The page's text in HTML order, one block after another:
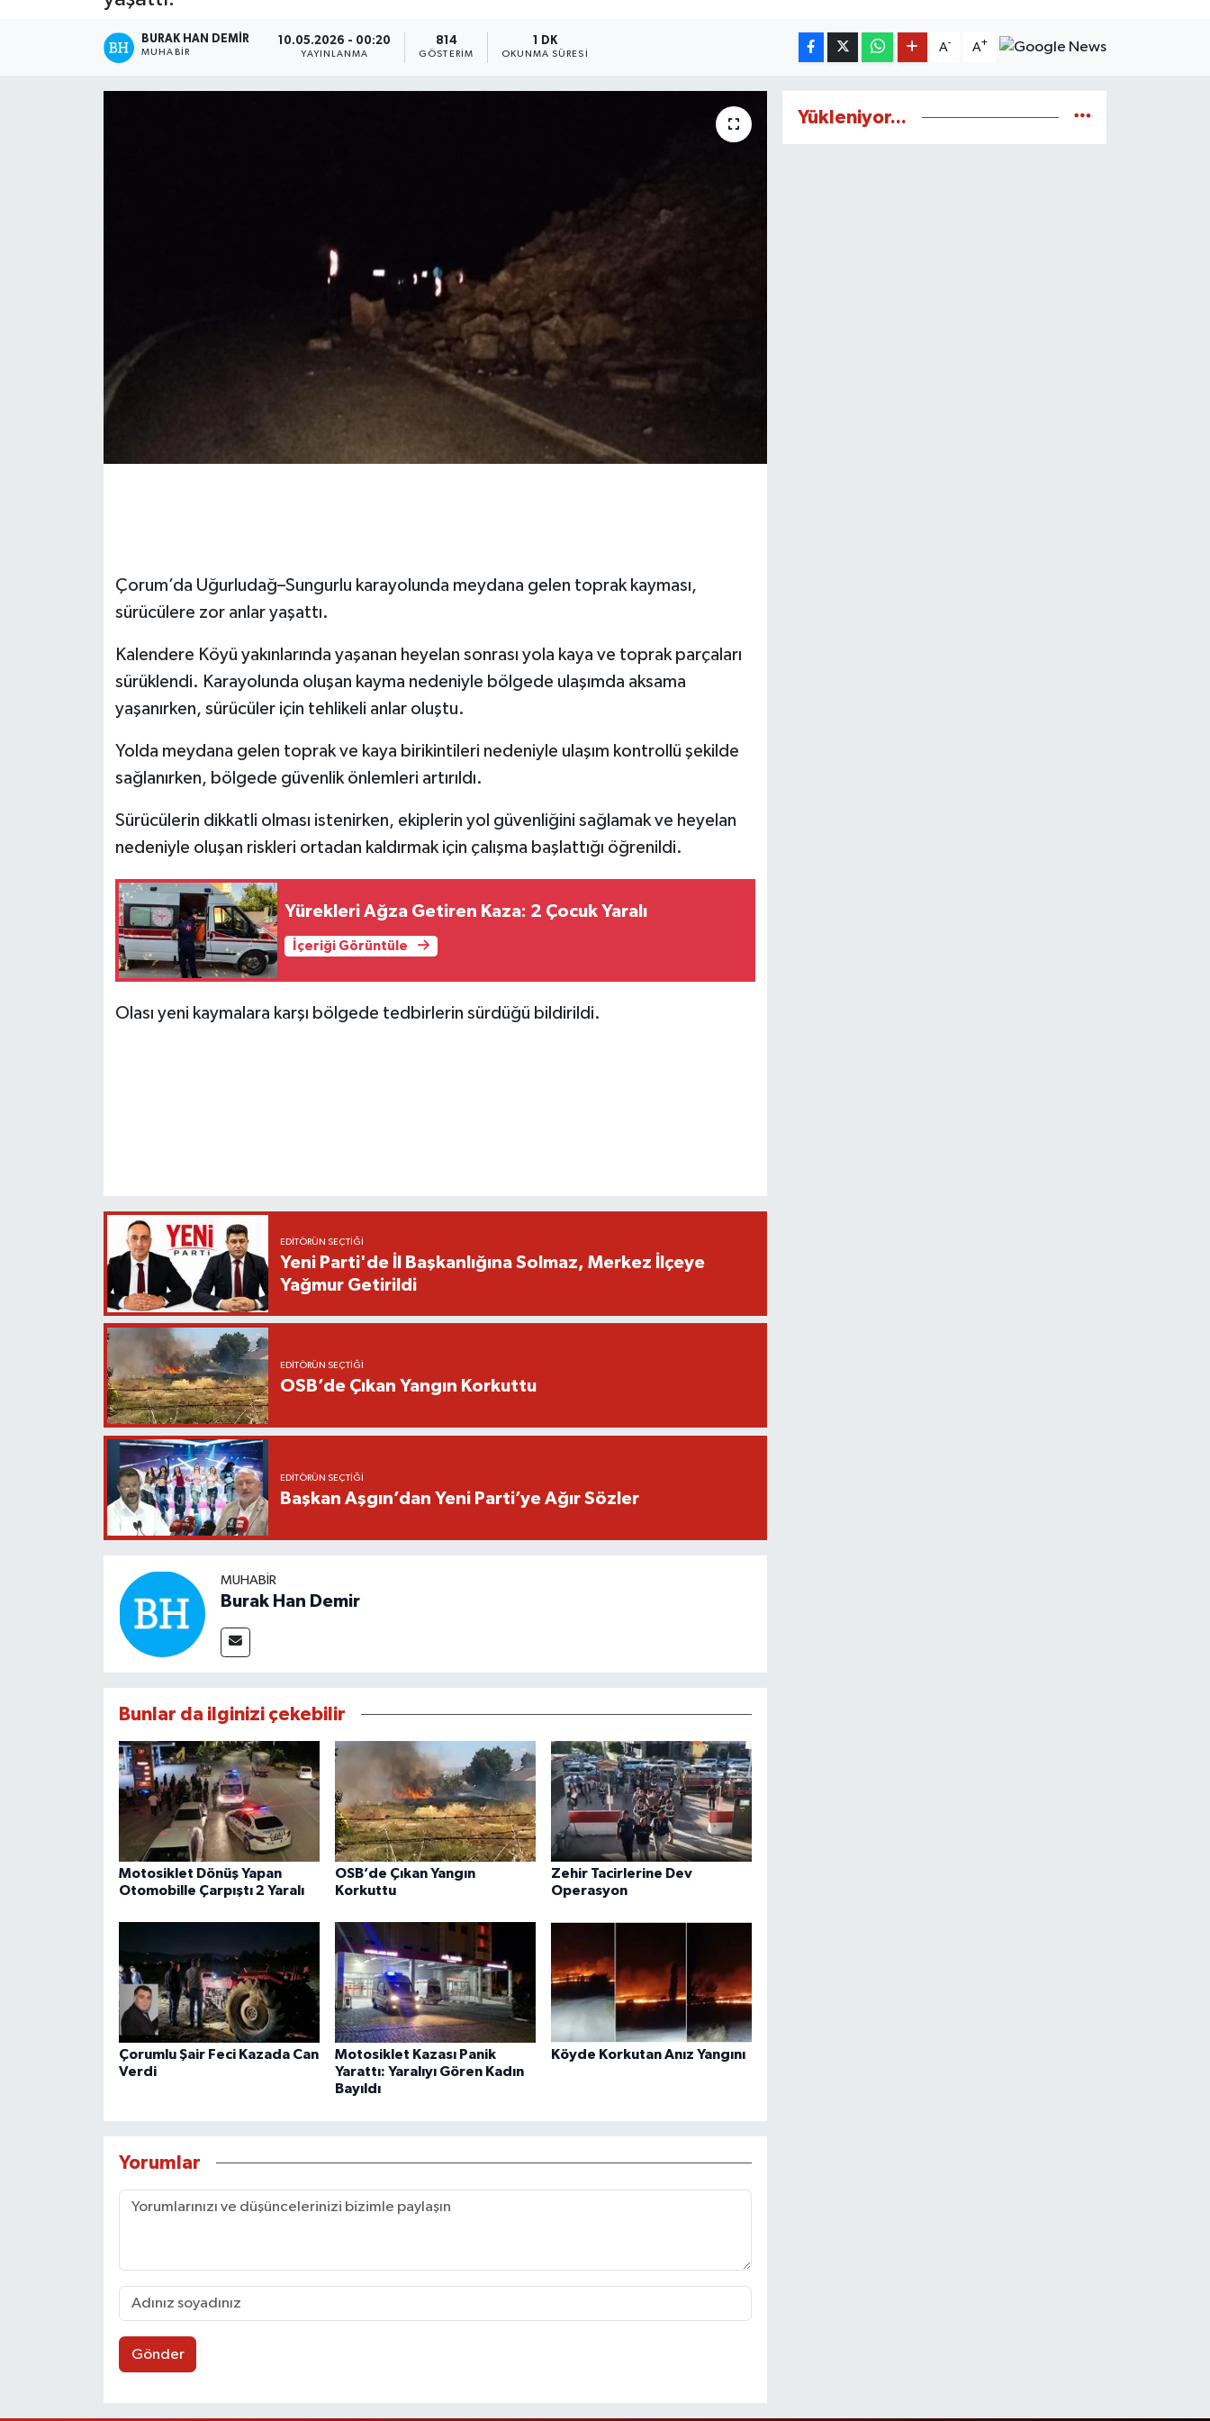
BURAK HAN DEMIR
MUHABIR
10.05.2026 - 00:20
YAYINLANMA
814
GÖSTERIM
1 DK
OKUNMA SÜRESI
A- A+
Çorum’da Uğurludağ–Sungurlu karayolunda meydana gelen toprak kayması,
sürücülere zor anlar yaşattı.
Kalendere Köyü yakınlarında yaşanan heyelan sonrası yola kaya ve toprak parçaları
sürüklendi. Karayolunda oluşan kayma nedeniyle bölgede ulaşımda aksama
yaşanırken, sürücüler için tehlikeli anlar oluştu.
Yolda meydana gelen toprak ve kaya birikintileri nedeniyle ulaşım kontrollü şekilde
sağlanırken, bölgede güvenlik önlemleri artırıldı.
Sürücülerin dikkatli olması istenirken, ekiplerin yol güvenliğini sağlamak ve heyelan
nedeniyle oluşan riskleri ortadan kaldırmak için çalışma başlattığı öğrenildi.
Yürekleri Ağza Getiren Kaza: 2 Çocuk Yaralı
İçeriği Görüntüle
Olası yeni kaymalara karşı bölgede tedbirlerin sürdüğü bildirildi.
EDITÖRÜN SEÇTIĞI
Yeni Parti'de İl Başkanlığına Solmaz, Merkez İlçeye
Yağmur Getirildi
EDITÖRÜN SEÇTIĞI
OSB’de Çıkan Yangın Korkuttu
EDITÖRÜN SEÇTIĞI
Başkan Aşgın’dan Yeni Parti’ye Ağır Sözler
MUHABIR
Burak Han Demir
Bunlar da ilginizi çekebilir
Motosiklet Dönüş Yapan
Otomobille Çarpıştı 2 Yaralı
OSB’de Çıkan Yangın
Korkuttu
Zehir Tacirlerine Dev
Operasyon
Çorumlu Şair Feci Kazada Can
Verdi
Motosiklet Kazası Panik
Yarattı: Yaralıyı Gören Kadın
Bayıldı
Köyde Korkutan Anız Yangını
Yorumlar
Gönder
Yükleniyor...